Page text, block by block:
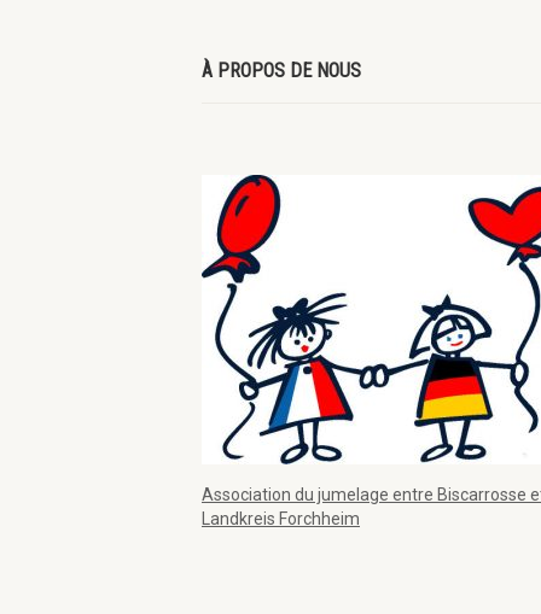
À PROPOS DE NOUS
Association du jumelage entre Biscarrosse
Landkreis Forchheim